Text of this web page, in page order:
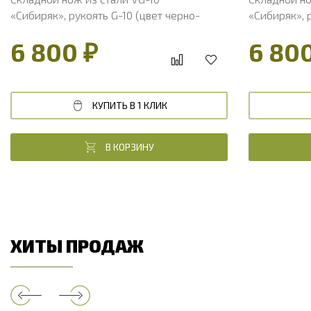
«Сибиряк», рукоять G-10 (цвет черно-
6 800 ₽
КУПИТЬ В 1 КЛИК
В КОРЗИНУ
«Сибиряк»,
6
ХИТЫ ПРОДАЖ